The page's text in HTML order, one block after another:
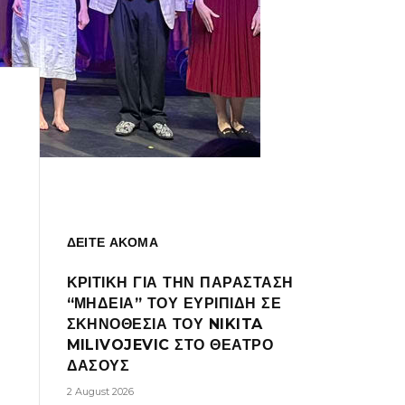
ΔΕΙΤΕ ΑΚΟΜΑ
ΚΡΙΤΙΚΗ ΓΙΑ ΤΗΝ ΠΑΡΑΣΤΑΣΗ
“ΜΗΔΕΙΑ” ΤΟΥ ΕΥΡΙΠΙΔΗ ΣΕ
ΣΚΗΝΟΘΕΣΙΑ ΤΟΥ NIKITA
MILIVOJEVIC ΣΤΟ ΘΕΑΤΡΟ
ΔΑΣΟΥΣ
2 August 2026